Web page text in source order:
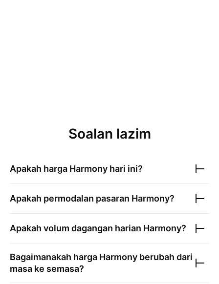
Soalan lazim
Apakah harga Harmony hari ini?
Apakah permodalan pasaran Harmony?
Apakah volum dagangan harian Harmony?
Bagaimanakah harga Harmony berubah dari
masa ke semasa?